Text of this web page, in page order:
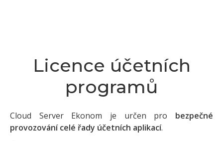
Licence účetních
programů
Cloud Server Ekonom je určen pro bezpečné
provozování celé řady účetních aplikací.